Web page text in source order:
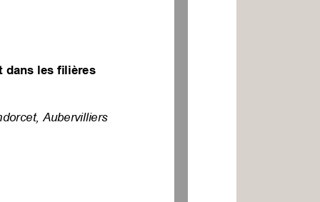
dans les filières
Aubervilliers